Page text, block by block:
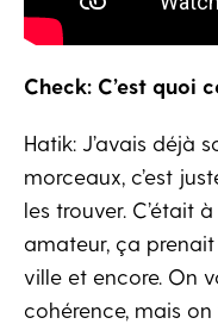
Check: C’est quoi
Hatik: J’avais déjà
morceaux, c’est
les trouver. C’était
amateur, ça
ville et encore. On
cohérence, mais